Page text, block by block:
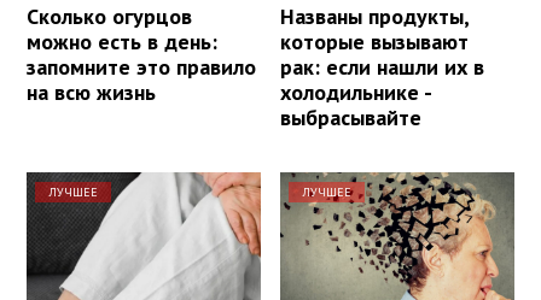
Сколько огурцов
можно есть в день:
запомните это правило
на всю жизнь
Названы продукты,
которые вызывают
рак: если нашли их в
холодильнике -
выбрасывайте
ЛУЧШЕЕ ЛУЧШЕЕ